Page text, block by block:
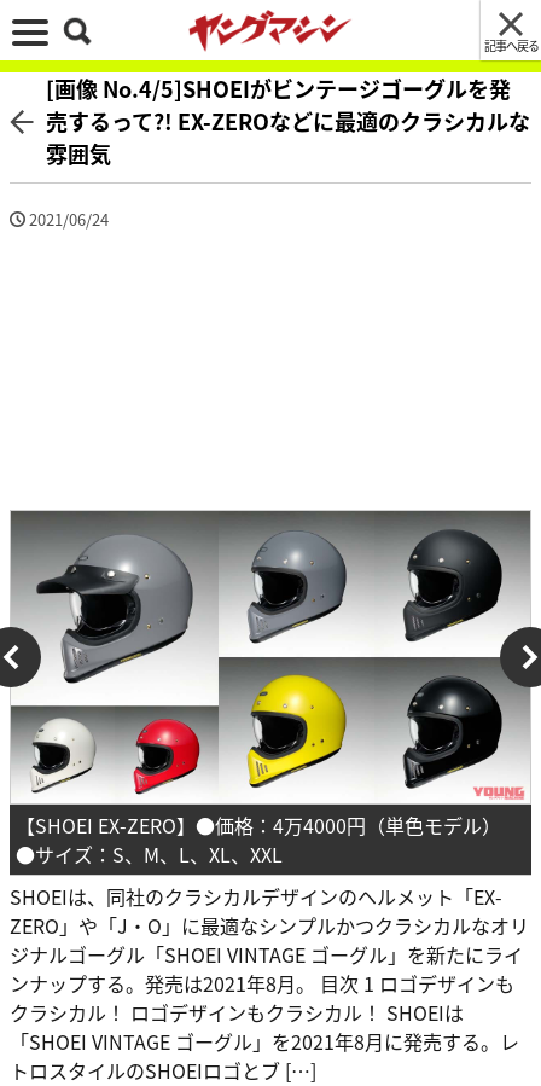
記事へ戻る
[画像 No.4/5]SHOEIがビンテージゴーグルを発
売するって?! EX-ZEROなどに最適のクラシカルな
雰囲気
2021/06/24
【SHOEI EX-ZERO】●価格：4万4000円（単色モデル）
●サイズ：S、M、L、XL、XXL
SHOEIは、同社のクラシカルデザインのヘルメット「EX-
ZERO」や「J・O」に最適なシンプルかつクラシカルなオリ
ジナルゴーグル「SHOEI VINTAGE ゴーグル」を新たにライ
ンナップする。発売は2021年8月。 目次 1 ロゴデザインも
クラシカル！ ロゴデザインもクラシカル！ SHOEIは
「SHOEI VINTAGE ゴーグル」を2021年8月に発売する。レ
トロスタイルのSHOEIロゴとブ […]